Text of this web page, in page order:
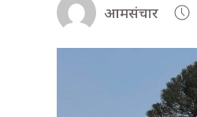
आमसंचार